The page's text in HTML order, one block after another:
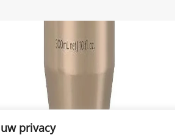
privacy